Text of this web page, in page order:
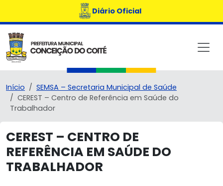
Diário Oficial
Início
SEMSA – Secretaria Municipal de Saúde
CEREST – Centro de Referência em Saúde do
Trabalhador
CEREST – CENTRO DE
REFERÊNCIA EM SAÚDE DO
TRABALHADOR